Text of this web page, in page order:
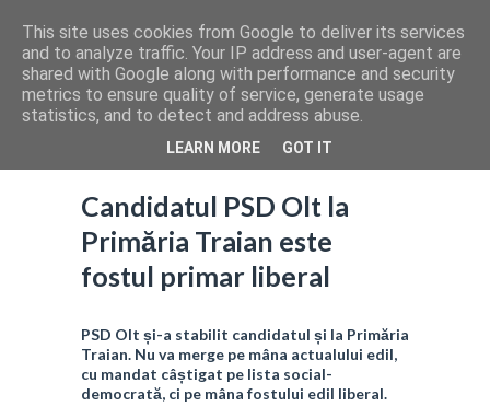
Candidatul PSD Olt la
Primăria Traian este
fostul primar liberal
PSD Olt și-a stabilit candidatul și la Primăria
Traian. Nu va merge pe mâna actualului edil,
cu mandat câștigat pe lista social-
democrată, ci pe mâna fostului edil liberal.
This site uses cookies from Google to deliver its services
and to analyze traffic. Your IP address and user-agent are
shared with Google along with performance and security
metrics to ensure quality of service, generate usage
statistics, and to detect and address abuse.
LEARN MORE GOT IT